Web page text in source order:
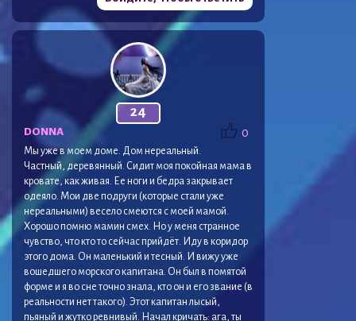
24
0
DONNA
Мы уже в моем доме. Дом нереальный.
Частный, деревянный. Сидит моя покойная мама в
кровате, как живая. Ее ноги и бедра закрывает
одеяло. Мои две подруги (которые стали уже
нереальными) весело смеются с моей мамой.
Хорошо помню мамин смех. Но у меня странное
чувство, что кто то сейчас прийдёт. Иду в коридор
этого дома. Он маленький и тесный. И вижу уже
вошедшего морского капитана. Он был в помятой
форме и я во сне точно знала, кто он и его звание (в
реальности нет такого). Этот капитан лысый,
пьяный и жутко ревнивый. Начал кричать: ага, ты